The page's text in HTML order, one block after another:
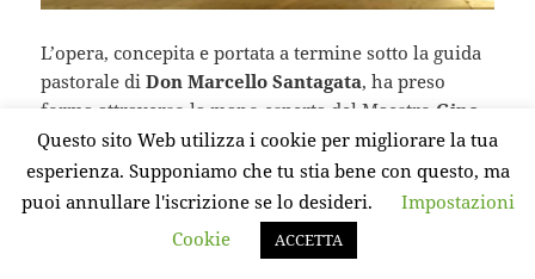
L’opera, concepita e portata a termine sotto la guida
pastorale diDon Marcello Santagata, ha preso
forma attraverso la mano esperta del Maestro Gino
Rispoli, che ha saputo coniugare il valore dei
materiali con la sacralità del luogo, dando vita a un
altare che esprime in modo armonioso la fusione tra
arte e fede. Ogni dettaglio di questo nuovo altare è
pensato per suscitare emozione e raccoglimento,
Questo sito Web utilizza i cookie per migliorare la tua
esperienza. Supponiamo che tu stia bene con questo, ma
puoi annullare l'iscrizione se lo desideri.
Impostazioni
Cookie
ACCETTA